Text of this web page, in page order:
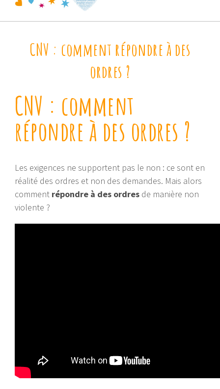
CNV : comment répondre à des
ordres ?
CNV : comment
répondre à des ordres ?
Les exigences ne supportent pas le non : ce sont en
réalité des ordres et non des demandes. Mais alors
comment répondre à des ordres de manière non
violente ?